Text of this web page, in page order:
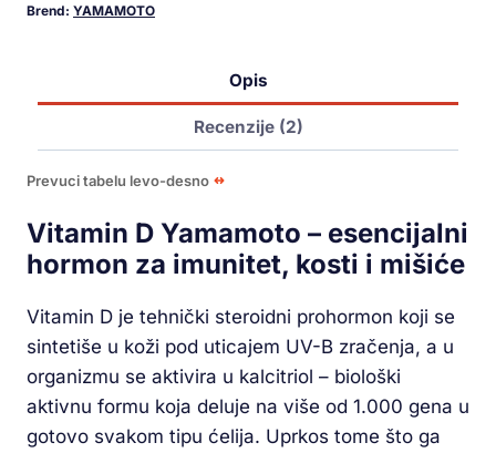
Brend: YAMAMOTO
Opis
Recenzije (2)
Prevuci tabelu levo-desno
Vitamin D Yamamoto – esencijalni
hormon za imunitet, kosti i mišiće
Vitamin D je tehnički steroidni prohormon koji se
sintetiše u koži pod uticajem UV-B zračenja, a u
organizmu se aktivira u kalcitriol – biološki
aktivnu formu koja deluje na više od 1.000 gena u
gotovo svakom tipu ćelija. Uprkos tome što ga